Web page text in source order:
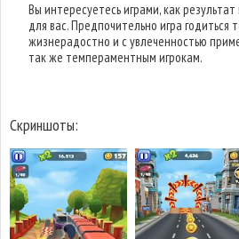
Вы интересуетесь играми, как
для вас. Предпочительно игра годиться
жизнерадостно и с увлеченностью
так же темпераментным игрокам.
Скриншоты: